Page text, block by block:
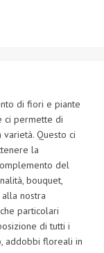
di fiori e piante
ci permette di
Questo ci
la
del
bouquet,
nostra
particolari
di tutti i
addobbi floreali in